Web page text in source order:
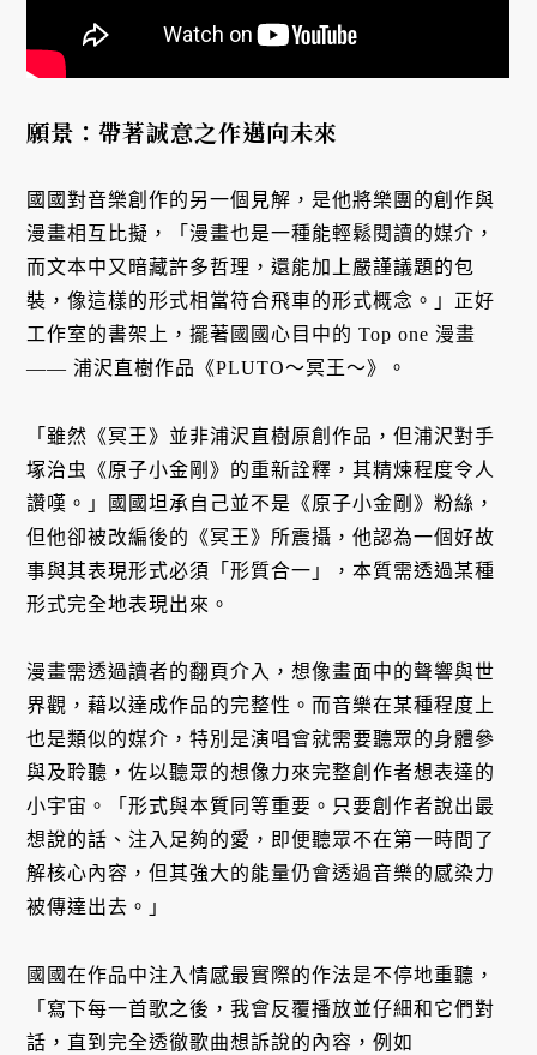
願景：帶著誠意之作邁向未來
國國對音樂創作的另一個見解，是他將樂團的創作與
漫畫相互比擬，「漫畫也是一種能輕鬆閱讀的媒介，
而文本中又暗藏許多哲理，還能加上嚴謹議題的包
裝，像這樣的形式相當符合飛車的形式概念。」正好
工作室的書架上，擺著國國心目中的 Top one 漫畫
—— 浦沢直樹作品《PLUTO～冥王～》。
「雖然《冥王》並非浦沢直樹原創作品，但浦沢對手
塚治虫《原子小金剛》的重新詮釋，其精煉程度令人
讚嘆。」國國坦承自己並不是《原子小金剛》粉絲，
但他卻被改編後的《冥王》所震攝，他認為一個好故
事與其表現形式必須「形質合一」，本質需透過某種
形式完全地表現出來。
漫畫需透過讀者的翻頁介入，想像畫面中的聲響與世
界觀，藉以達成作品的完整性。而音樂在某種程度上
也是類似的媒介，特別是演唱會就需要聽眾的身體參
與及聆聽，佐以聽眾的想像力來完整創作者想表達的
小宇宙。「形式與本質同等重要。只要創作者說出最
想說的話、注入足夠的愛，即便聽眾不在第一時間了
解核心內容，但其強大的能量仍會透過音樂的感染力
被傳達出去。」
國國在作品中注入情感最實際的作法是不停地重聽，
「寫下每一首歌之後，我會反覆播放並仔細和它們對
話，直到完全透徹歌曲想訴說的內容，例如